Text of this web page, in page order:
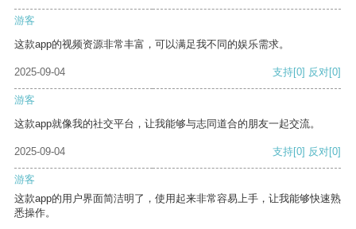
游客
这款app的视频资源非常丰富，可以满足我不同的娱乐需求。
2025-09-04 支持[0] 反对[0]
游客
这款app就像我的社交平台，让我能够与志同道合的朋友一起交流。
2025-09-04 支持[0] 反对[0]
游客
这款app的用户界面简洁明了，使用起来非常容易上手，让我能够快速熟
悉操作。